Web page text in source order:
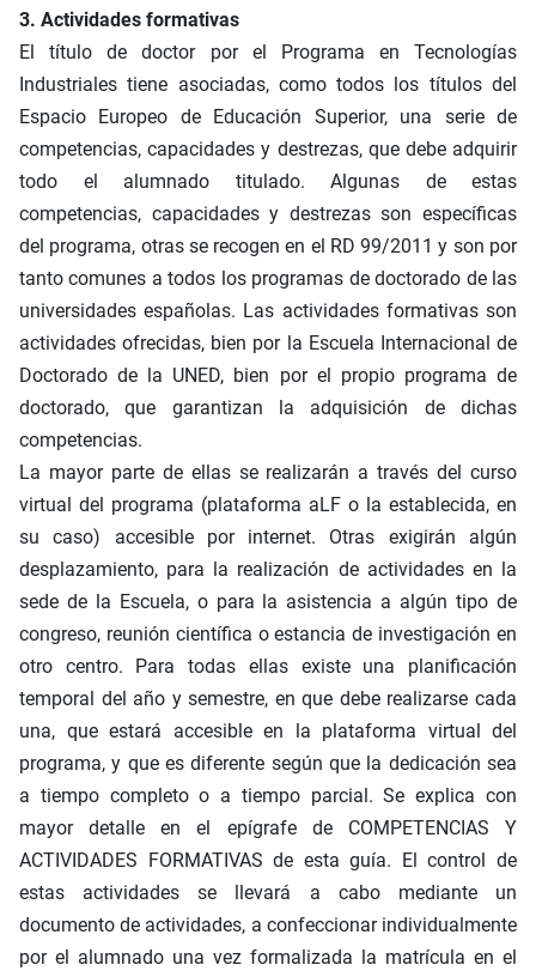
3. Actividades formativas
El título de doctor por el Programa en Tecnologías
Industriales tiene asociadas, como todos los títulos del
Espacio Europeo de Educación Superior, una serie de
competencias, capacidades y destrezas, que debe adquirir
todo el alumnado titulado. Algunas de estas
competencias, capacidades y destrezas son específicas
del programa, otras se recogen en el RD 99/2011 y son por
tanto comunes a todos los programas de doctorado de las
universidades españolas. Las actividades formativas son
actividades ofrecidas, bien por la Escuela Internacional de
Doctorado de la UNED, bien por el propio programa de
doctorado, que garantizan la adquisición de dichas
competencias.
La mayor parte de ellas se realizarán a través del curso
virtual del programa (plataforma aLF o la establecida, en
su caso) accesible por internet. Otras exigirán algún
desplazamiento, para la realización de actividades en la
sede de la Escuela, o para la asistencia a algún tipo de
congreso, reunión científica o estancia de investigación en
otro centro. Para todas ellas existe una planificación
temporal del año y semestre, en que debe realizarse cada
una, que estará accesible en la plataforma virtual del
programa, y que es diferente según que la dedicación sea
a tiempo completo o a tiempo parcial. Se explica con
mayor detalle en el epígrafe de COMPETENCIAS Y
ACTIVIDADES FORMATIVAS de esta guía. El control de
estas actividades se llevará a cabo mediante un
documento de actividades, a confeccionar individualmente
por el alumnado una vez formalizada la matrícula en el